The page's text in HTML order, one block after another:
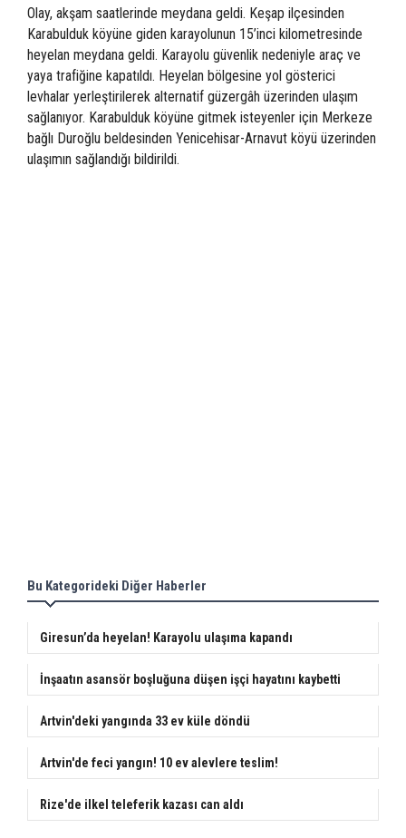
Olay, akşam saatlerinde meydana geldi. Keşap ilçesinden
Karabulduk köyüne giden karayolunun 15’inci kilometresinde
heyelan meydana geldi. Karayolu güvenlik nedeniyle araç ve
yaya trafiğine kapatıldı. Heyelan bölgesine yol gösterici
levhalar yerleştirilerek alternatif güzergâh üzerinden ulaşım
sağlanıyor. Karabulduk köyüne gitmek isteyenler için Merkeze
bağlı Duroğlu beldesinden Yenicehisar-Arnavut köyü üzerinden
ulaşımın sağlandığı bildirildi.
Bu Kategorideki Diğer Haberler
Giresun’da heyelan! Karayolu ulaşıma kapandı
İnşaatın asansör boşluğuna düşen işçi hayatını kaybetti
Artvin'deki yangında 33 ev küle döndü
Artvin'de feci yangın! 10 ev alevlere teslim!
Rize'de ilkel teleferik kazası can aldı